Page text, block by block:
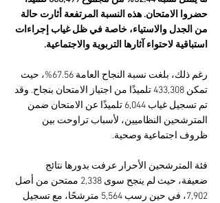
حضروا الامتحان. هذه النسبة المرتفعة أثارت حالة
من الجدل والاستياء، خاصة في ظل غياب إجراءات
استباقية لاحتواء آثارها التربوية والاجتماعية.
رغم ذلك، بلغت نسبة النجاح العامة 67.56%، حيث
تمكن 433,308 تلميذًا من اجتياز الامتحان بنجاح. وقد
تم تسجيل غياب 6,044 تلميذًا عن الامتحان ضمن
المترشحين النظاميين، لأسباب تراوحت بين
ظروف اجتماعية وصحية.
فئة المترشحين الأحرار عرفت بدورها نتائج
ضعيفة، حيث لم ينجح سوى 2,338 ممتحن من أصل
7,902، في حين رسب 5,564 مترشحًا، مع تسجيل